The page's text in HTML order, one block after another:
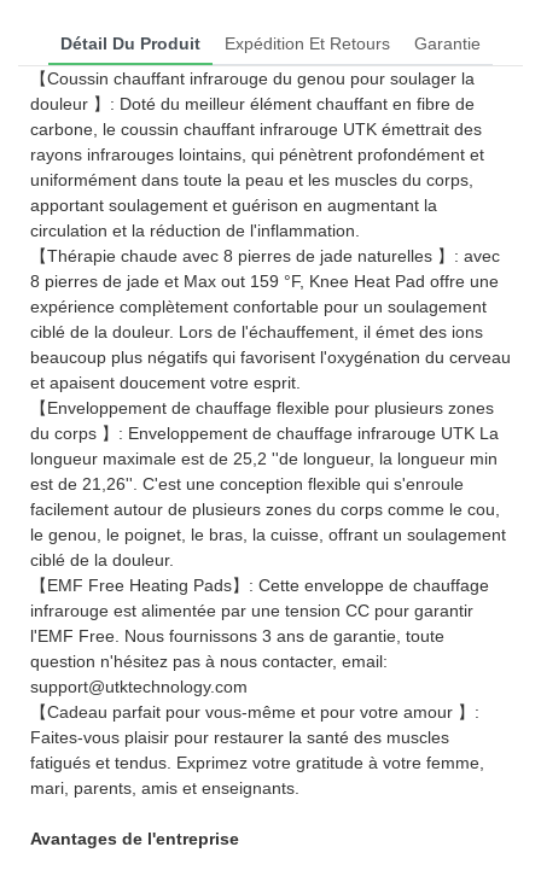
Détail Du Produit Expédition Et Retours
Garantie
【Coussin chauffant infrarouge du genou pour soulager la
douleur 】: Doté du meilleur élément chauffant en fibre de
carbone, le coussin chauffant infrarouge UTK émettrait des
rayons infrarouges lointains, qui pénètrent profondément et
uniformément dans toute la peau et les muscles du corps,
apportant soulagement et guérison en augmentant la
circulation et la réduction de l'inflammation.
【Thérapie chaude avec 8 pierres de jade naturelles 】: avec
8 pierres de jade et Max out 159 °F, Knee Heat Pad offre une
expérience complètement confortable pour un soulagement
ciblé de la douleur. Lors de l'échauffement, il émet des ions
beaucoup plus négatifs qui favorisent l'oxygénation du cerveau
et apaisent doucement votre esprit.
【Enveloppement de chauffage flexible pour plusieurs zones
du corps 】: Enveloppement de chauffage infrarouge UTK La
longueur maximale est de 25,2 ''de longueur, la longueur min
est de 21,26''. C'est une conception flexible qui s'enroule
facilement autour de plusieurs zones du corps comme le cou,
le genou, le poignet, le bras, la cuisse, offrant un soulagement
ciblé de la douleur.
【EMF Free Heating Pads】: Cette enveloppe de chauffage
infrarouge est alimentée par une tension CC pour garantir
l'EMF Free. Nous fournissons 3 ans de garantie, toute
question n'hésitez pas à nous contacter, email:
support@utktechnology.com
【Cadeau parfait pour vous-même et pour votre amour 】:
Faites-vous plaisir pour restaurer la santé des muscles
fatigués et tendus. Exprimez votre gratitude à votre femme,
mari, parents, amis et enseignants.
Avantages de l'entreprise